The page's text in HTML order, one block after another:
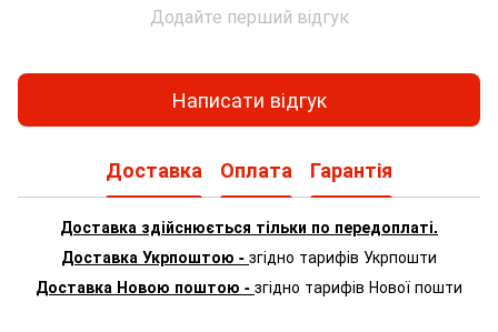
Додайте перший відгук
Написати відгук
Доставка Оплата Гарантія
Доставка здійснюється тільки по передоплаті.
Доставка Укрпоштою - згідно тарифів Укрпошти
Доставка Новою поштою - згідно тарифів Нової пошти